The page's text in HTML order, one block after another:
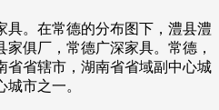
具。在常德的分布图下，澧县澧
俱厂，常德广深家具。常德，
省省辖市，湖南省省域副中心城
市之一。